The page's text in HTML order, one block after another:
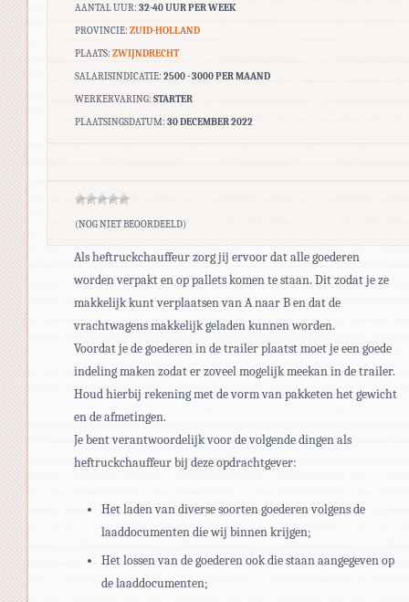
AANTAL UUR: 32-40 UUR PER WEEK
PROVINCIE: ZUID-HOLLAND
PLAATS: ZWIJNDRECHT
SALARISINDICATIE: 2500 - 3000 PER MAAND
WERKERVARING: STARTER
PLAATSINGSDATUM: 30 DECEMBER 2022
(NOG NIET BEOORDEELD)
Als heftruckchauffeur zorg jij ervoor dat alle goederen
worden verpakt en op pallets komen te staan. Dit zodat je ze
makkelijk kunt verplaatsen van A naar B en dat de
vrachtwagens makkelijk geladen kunnen worden.
Voordat je de goederen in de trailer plaatst moet je een goede
indeling maken zodat er zoveel mogelijk meekan in de trailer.
Houd hierbij rekening met de vorm van pakketen het gewicht
en de afmetingen.
Je bent verantwoordelijk voor de volgende dingen als
heftruckchauffeur bij deze opdrachtgever:
Het laden van diverse soorten goederen volgens de
laaddocumenten die wij binnen krijgen;
Het lossen van de goederen ook die staan aangegeven op
de laaddocumenten;